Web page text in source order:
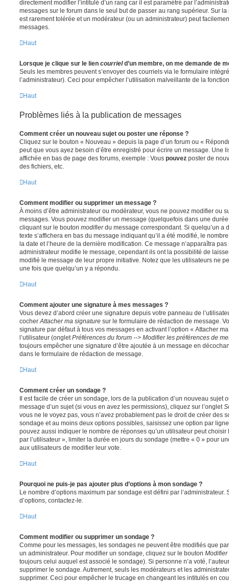
directement modifier l’intitulé d’un rang car il est paramétré par
messages sur le forum dans le seul but de passer au rang supérieur. Sur
est rarement tolérée et un modérateur (ou un administrateur) peut
messages.
Haut
Lorsque je clique sur le lien courrield’un membre, on me demande de
Seuls les membres peuvent s’envoyer des courriels via le formulaire
l’administrateur). Ceci pour empêcher l’utilisation malveillante de la
Haut
Problèmes liés à la publication de messages
Comment créer un nouveau sujet ou poster une réponse ?
Cliquez sur le bouton « Nouveau » depuis la page d’un forum ou «
peut que vous ayez besoin d’être enregistré pour écrire un message. Une
affichée en bas de page des forums, exemple : Vous pouvez poster de
des fichiers, etc.
Haut
Comment modifier ou supprimer un message ?
À moins d’être administrateur ou modérateur, vous ne pouvez modifier ou
messages. Vous pouvez modifier un message (quelquefois dans une
cliquant sur le bouton modifierdu message correspondant. Si quelqu’un a
texte s’affichera en bas du message indiquant qu’il a été modifié, le
la date et l’heure de la dernière modification. Ce message n’apparaîtra
administrateur modifie le message, cependant ils ont la possibilité de
modifié le message de leur propre initiative. Notez que les utilisateurs ne
une fois que quelqu’un y a répondu.
Haut
Comment ajouter une signature à mes messages ?
Vous devez d’abord créer une signature depuis votre panneau de
cocher Attacher ma signature sur le formulaire de rédaction de message.
signature par défaut à tous vos messages en activant l’option « Attacher
l’utilisateur (onglet Préférences du forum --> Modifier les préférences de
toujours empêcher une signature d’être ajoutée à un message en
dans le formulaire de rédaction de message.
Haut
Comment créer un sondage ?
Il est facile de créer un sondage, lors de la publication d’un nouveau sujet
message d’un sujet (si vous en avez les permissions), cliquez sur l’onglet
vous ne le voyez pas, vous n’avez probablement pas le droit de créer des
sondage et au moins deux options possibles, saisissez une option par
pouvez aussi indiquer le nombre de réponses qu’un utilisateur peut
par l’utilisateur », limiter la durée en jours du sondage (mettre « 0 » pour
aux utilisateurs de modifier leur vote.
Haut
Pourquoi ne puis-je pas ajouter plus d’options à mon sondage ?
Le nombre d’options maximum par sondage est défini par l’administrateur.
d’options, contactez-le.
Haut
Comment modifier ou supprimer un sondage ?
Comme pour les messages, les sondages ne peuvent être modifiés que
un administrateur. Pour modifier un sondage, cliquez sur le bouton Modifier
toujours celui auquel est associé le sondage). Si personne n’a voté,
supprimer le sondage. Autrement, seuls les modérateurs et les
supprimer. Ceci pour empêcher le trucage en changeant les intitulés en